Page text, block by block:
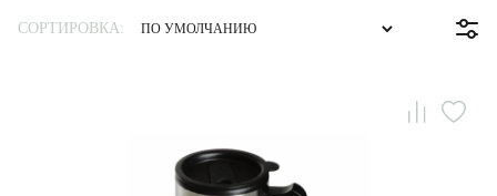
СОРТИРОВКА: